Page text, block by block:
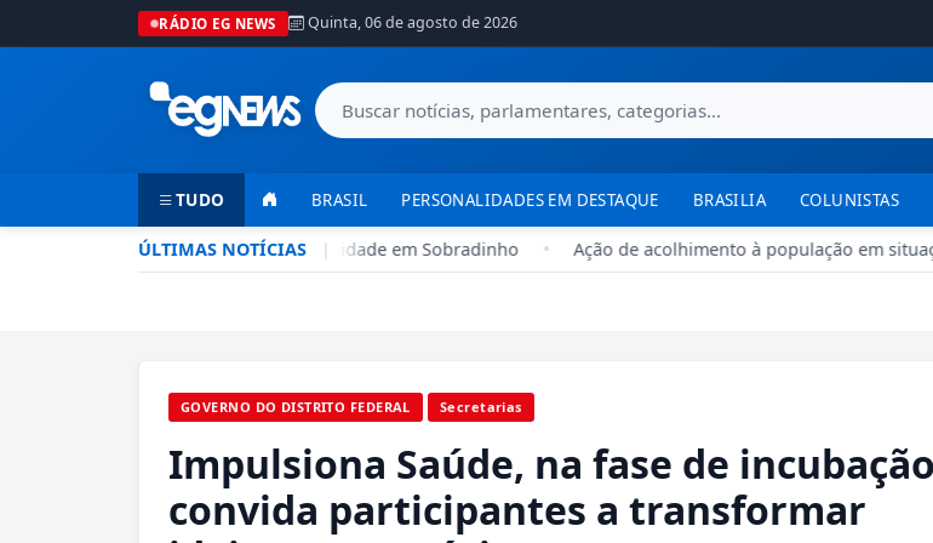
RÁDIO EG NEWS Quinta, 06 de agosto de 2026
TUDO BRASIL PERSONALIDADES EM DESTAQUE BRASILIA COLUNISTAS
ÚLTIMAS NOTÍCIAS |
aumenta presença no DF com nova unidade em Sobradinho Ação de acolhimento à população em
GOVERNO DO DISTRITO FEDERAL Secretarias
Impulsiona Saúde, na fase de
convida participantes a transformar